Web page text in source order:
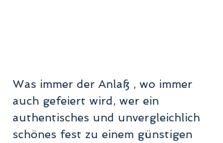
Was immer der Anlaß , wo immer
auch gefeiert wird, wer ein
authentisches und unvergleichlich
schönes fest zu einem günstigen